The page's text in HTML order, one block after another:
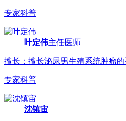
专家科普
叶定伟主任医师
擅长：擅长泌尿男生殖系统肿瘤
专家科普
沈镇宙